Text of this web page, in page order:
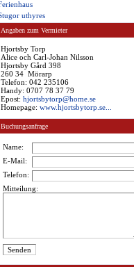
Angaben zum Vermieter
Hjortsby Torp
Alice och Carl-Johan Nilsson
Hjortsby Gård 398
260 34 Mörarp
Telefon: 042 235106
Handy: 0707 78 37 79
Epost: hjortsbytorp@home.se
Homepage: www.hjortsbytorp.se...
Buchungsanfrage
Name:
E-Mail:
Telefon:
Mitteilung: